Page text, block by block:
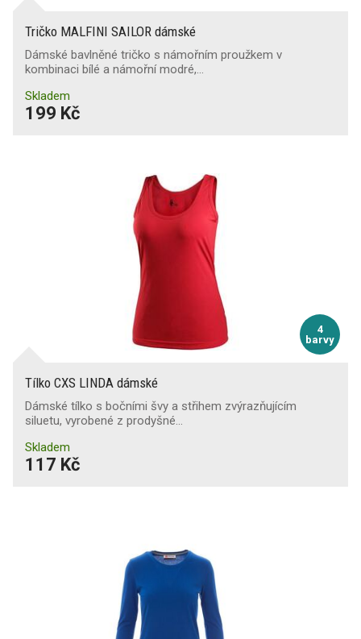
Tričko MALFINI SAILOR dámské
Dámské bavlněné tričko s námořním proužkem v
kombinaci bílé a námořní modré,…
Skladem
199 Kč
4
barvy
Tílko CXS LINDA dámské
Dámské tílko s bočními švy a střihem zvýrazňujícím
siluetu, vyrobené z prodyšné…
Skladem
117 Kč